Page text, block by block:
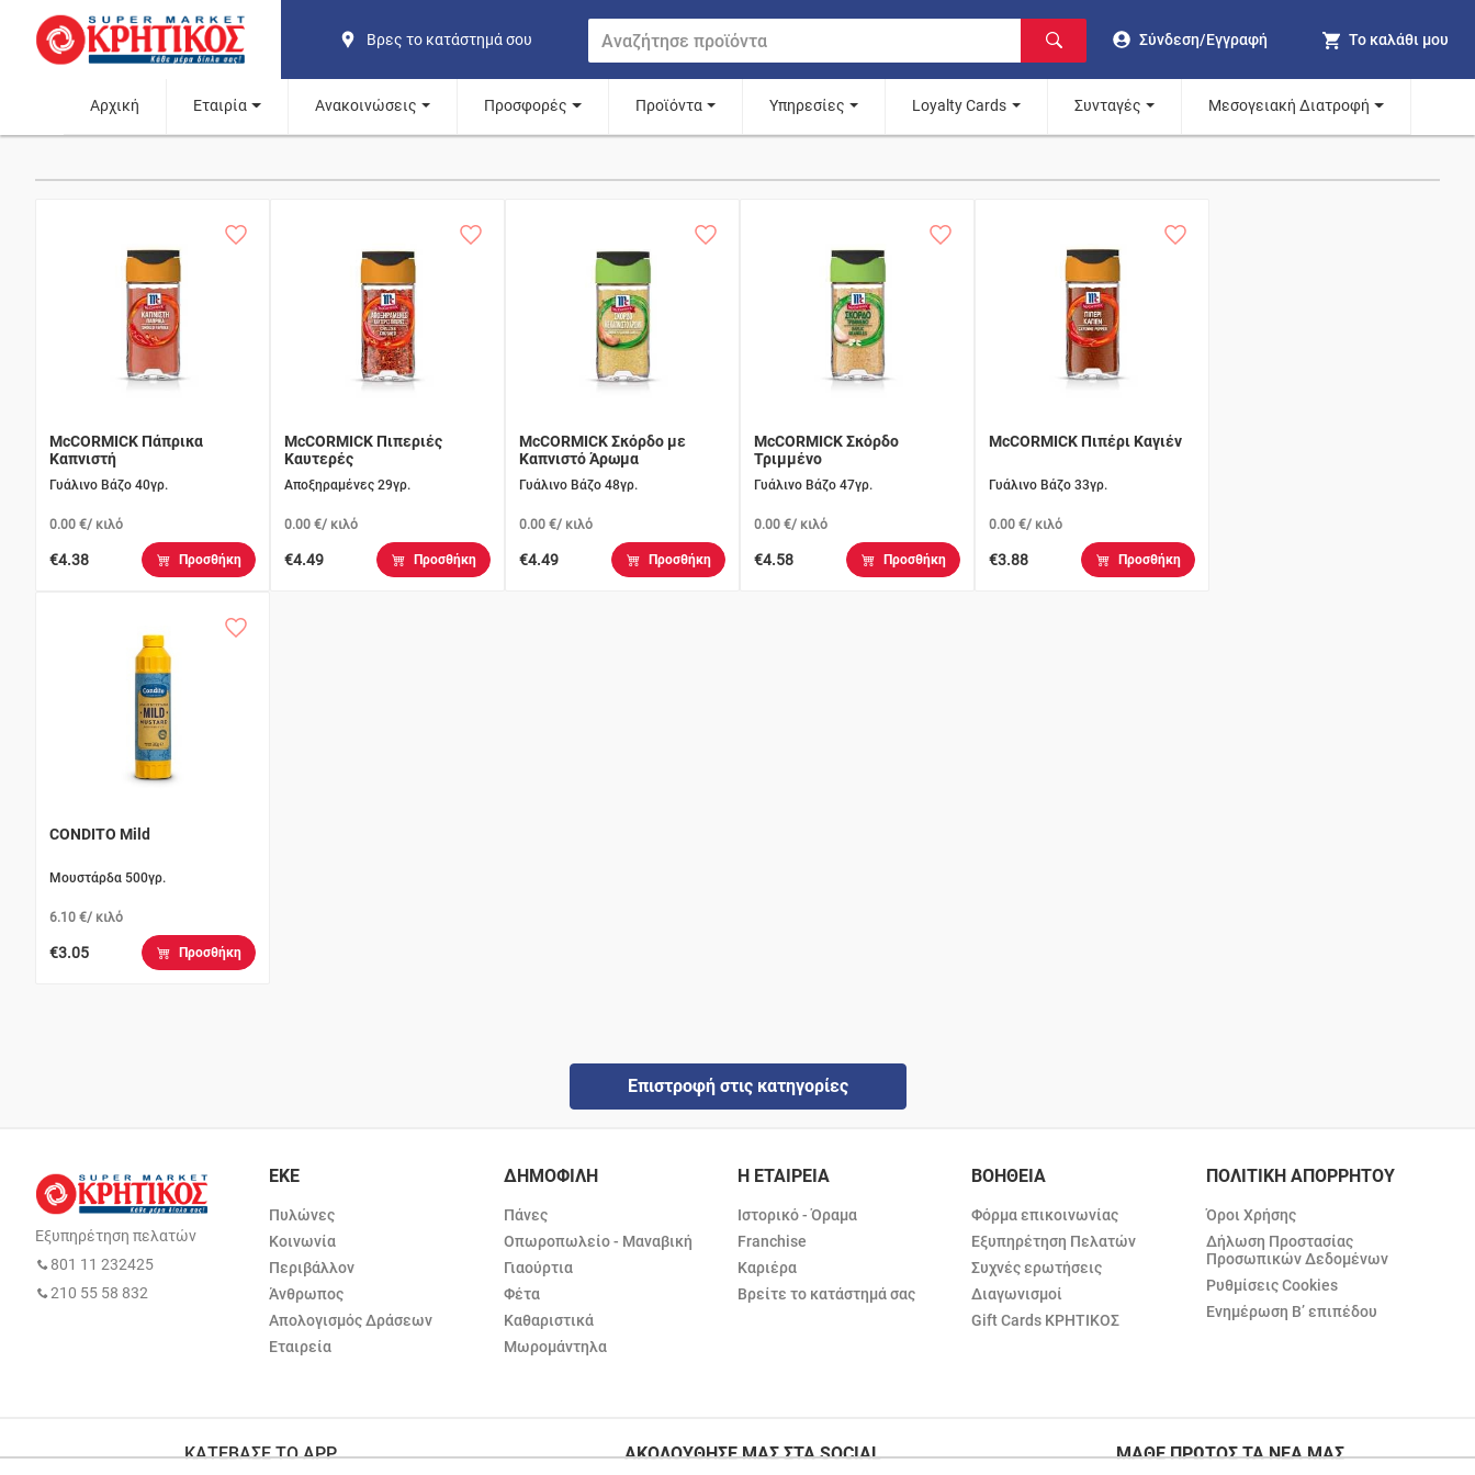
Βρες το κατάστημά σου Σύνδεση/Εγγραφή Το καλάθι μου
Αρχική Εταιρία Ανακοινώσεις Προσφορές Προϊόντα Υπηρεσίες Loyalty Cards Συνταγές Μεσογειακή Διατροφή
McCORMICK Πάπρικα
Καπνιστή
Γυάλινο Βάζο 40γρ.
0.00 €/ κιλό
€4.38 Προσθήκη
McCORMICK Πιπεριές
Καυτερές
Αποξηραμένες 29γρ.
0.00 €/ κιλό
€4.49 Προσθήκη
McCORMICK Σκόρδο με
Καπνιστό Άρωμα
Γυάλινο Βάζο 48γρ.
0.00 €/ κιλό
€4.49 Προσθήκη
McCORMICK Σκόρδο
Τριμμένο
Γυάλινο Βάζο 47γρ.
0.00 €/ κιλό
€4.58 Προσθήκη
McCORMICK Πιπέρι Καγιέν
Γυάλινο Βάζο 33γρ.
0.00 €/ κιλό
€3.88 Προσθήκη
CONDITO Mild
Μουστάρδα 500γρ.
6.10 €/ κιλό
€3.05 Προσθήκη
Επιστροφή στις κατηγορίες
Εξυπηρέτηση πελατών
801 11 232425
210 55 58 832
ΕΚΕ
Πυλώνες
Κοινωνία
Περιβάλλον
Άνθρωπος
Απολογισμός Δράσεων
Εταιρεία
ΔΗΜΟΦΙΛΗ
Πάνες
Οπωροπωλείο - Μαναβική
Γιαούρτια
Φέτα
Καθαριστικά
Μωρομάντηλα
Η ΕΤΑΙΡΕΙΑ
Ιστορικό - Όραμα
Franchise
Καριέρα
Βρείτε το κατάστημά σας
ΒΟΗΘΕΙΑ
Φόρμα επικοινωνίας
Εξυπηρέτηση Πελατών
Συχνές ερωτήσεις
Διαγωνισμοί
Gift Cards ΚΡΗΤΙΚΟΣ
ΠΟΛΙΤΙΚΗ ΑΠΟΡΡΗΤΟΥ
Όροι Χρήσης
Δήλωση Προστασίας
Προσωπικών Δεδομένων
Ρυθμίσεις Cookies
Ενημέρωση Β’ επιπέδου
ΚΑΤΕΒΑΣΕ ΤΟ APP ΑΚΟΛΟΥΘΗΣΕ ΜΑΣ ΣΤΑ SOCIAL ΜΑΘΕ ΠΡΩΤΟΣ ΤΑ ΝΕΑ ΜΑΣ